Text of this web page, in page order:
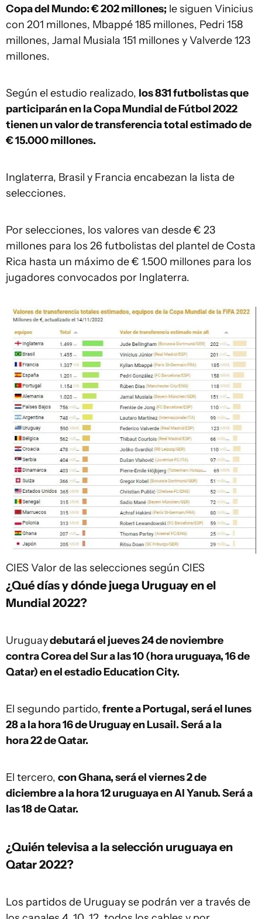
Copa del Mundo: €202 millones; le siguen Vinicius
con 201 millones, Mbappé 185 millones, Pedri 158
millones, Jamal Musiala 151 millones y Valverde 123
millones.
Según el estudio realizado, los 831 futbolistas que
participarán en la Copa Mundial de Fútbol 2022
tienen un valor de transferencia total estimado de
€ 15.000 millones.
Inglaterra, Brasil y Francia encabezan la lista de
selecciones.
Por selecciones, los valores van desde € 23
millones para los 26 futbolistas del plantel de Costa
Rica hasta un máximo de € 1.500 millones para los
jugadores convocados por Inglaterra.
CIESValor de las selecciones según CIES
¿Qué días y dónde juega Uruguay en el
Mundial 2022?
Uruguaydebutará el jueves 24 de noviembre
contra Corea del Sur a las 10 (hora uruguaya, 16 de
Qatar) en el estadio Education City.
El segundo partido,frente a Portugal, será el lunes
28 a la hora 16 de Uruguay en Lusail. Será a la
hora 22 de Qatar.
El tercero, con Ghana, será el viernes 2 de
diciembre a la hora 12 uruguaya en Al Yanub. Será a
las 18 de Qatar.
¿Quién televisa a la selección uruguaya en
Qatar 2022?
Los partidos de Uruguay se podrán ver a través de